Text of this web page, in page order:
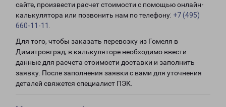
сайте, произвести расчет стоимости с помощью онлайн-
калькулятора или позвонить нам по телефону: +7 (495)
660-11-11
Для того, чтобы заказать перевозку из Гомеля в
Димитровград, в калькуляторе необходимо ввести
данные для расчета стоимости доставки и заполнить
заявку. После заполнения заявки с вами для уточнения
деталей свяжется специалист ПЭК.